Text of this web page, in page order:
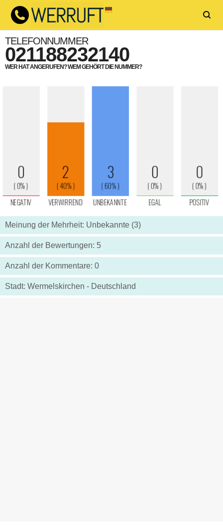
TELEFONNUMMER
021188232140
WER HAT ANGERUFEN? WEM GEHÖRT DIE NUMMER?
Meinung der Mehrheit: Unbekannte (3)
Anzahl der Bewertungen: 5
Anzahl der Kommentare: 0
Stadt: Wermelskirchen - Deutschland